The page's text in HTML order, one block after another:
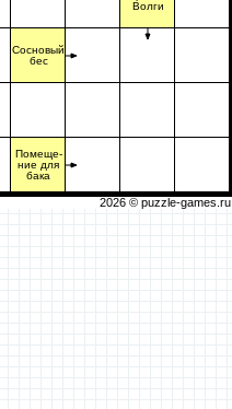
Сосновый
бес
Помеще-
ние для
бака
Волги
2026 © puzzle-games.ru